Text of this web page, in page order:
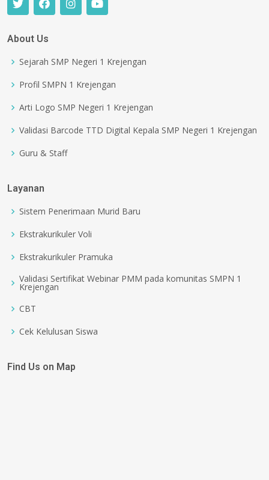
About Us
Sejarah SMP Negeri 1 Krejengan
Profil SMPN 1 Krejengan
Arti Logo SMP Negeri 1 Krejengan
Validasi Barcode TTD Digital Kepala SMP Negeri 1 Krejengan
Guru & Staff
Layanan
Sistem Penerimaan Murid Baru
Ekstrakurikuler Voli
Ekstrakurikuler Pramuka
Validasi Sertifikat Webinar PMM pada komunitas SMPN 1
Krejengan
CBT
Cek Kelulusan Siswa
Find Us on Map